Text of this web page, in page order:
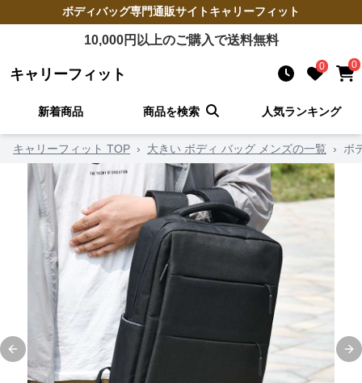
ボディバッグ専門通販サイトキャリーフィット
10,000円以上のご購入で送料無料
キャリーフィット 0 0
新着商品 商品を検索 人気ランキング
キャリーフィット TOP › 大きい ボディ バッグ メンズの一覧 › ボ
Previous slide